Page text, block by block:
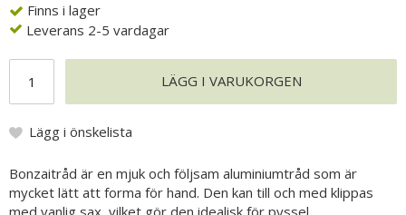
Finns i lager
Leverans 2-5 vardagar
LÄGG I VARUKORGEN
Lägg i önskelista
Bonzaitråd är en mjuk och följsam aluminiumtråd som är
mycket lätt att forma för hand. Den kan till och med klippas
med vanlig sax, vilket gör den idealisk för pyssel,